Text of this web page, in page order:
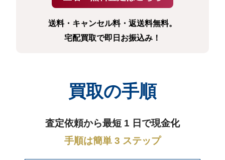
送料・キャンセル料・返送料無料。
宅配買取で即日お振込み！
買取の手順
査定依頼から最短 1 日で現金化
手順は簡単 3 ステップ